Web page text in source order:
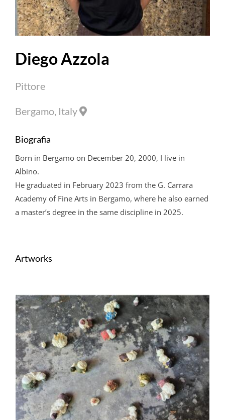
DiegoAzzola
Pittore
Bergamo, Italy
Biografia
Born in Bergamo on December 20, 2000, I live in
Albino.
He graduated in February 2023 from the G. Carrara
Academy of Fine Arts in Bergamo, where he also earned
a master’s degree in the same discipline in 2025.
Artworks